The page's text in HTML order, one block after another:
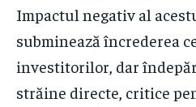
Impactul negativ al
subminează încrederea
investitorilor, dar
străine directe, critice